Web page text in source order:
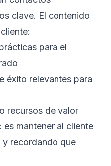
clave. El contenido
para el
éxito relevantes para
recursos de valor
es mantener al cliente
recordando que